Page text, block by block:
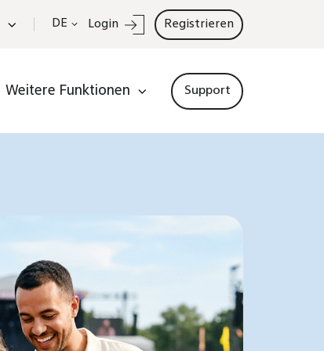
DE Login Registrieren
Weitere Funktionen Support